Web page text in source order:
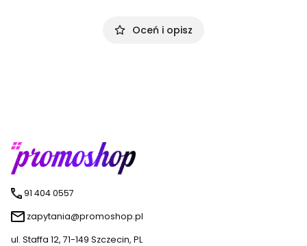
Oceń i opisz
91 404 0557
zapytania@promoshop.pl
ul. Staffa 12, 71-149 Szczecin, PL